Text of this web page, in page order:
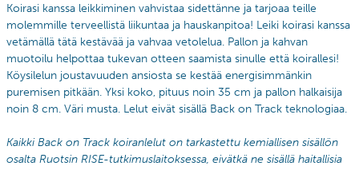
Koirasi kanssa leikkiminen vahvistaa sidettänne ja tarjoaa teille
molemmille terveellistä liikuntaa ja hauskanpitoa! Leiki koirasi kanssa
vetämällä tätä kestävää ja vahvaa vetolelua. Pallon ja kahvan
muotoilu helpottaa tukevan otteen saamista sinulle että koirallesi!
Köysilelun joustavuuden ansiosta se kestää energisimmänkin
puremisen pitkään. Yksi koko, pituus noin 35 cm ja pallon halkaisija
noin 8 cm. Väri musta. Lelut eivät sisällä Back on Track teknologiaa.
Kaikki Back on Track koiranlelut on tarkastettu kemiallisen sisällön
osalta Ruotsin RISE-tutkimuslaitoksessa, eivätkä ne sisällä haitallisia